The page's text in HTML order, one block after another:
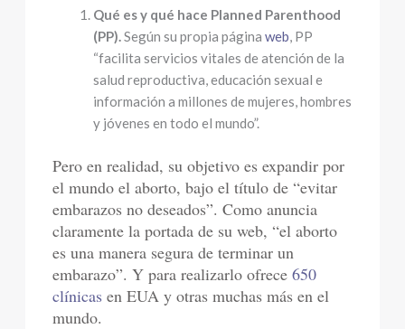
Qué es y qué hace Planned Parenthood
(PP).Según su propia páginaweb, PP
“facilita servicios vitales de atención de la
salud reproductiva, educación sexual e
información a millones de mujeres, hombres
y jóvenes en todo el mundo”.
Pero en realidad, su objetivo es expandir por
el mundo el aborto, bajo el título de “evitar
embarazos no deseados”. Como anuncia
claramente la portada de su web, “el aborto
es una manera segura de terminar un
embarazo”. Y para realizarlo ofrece650
clínicas en EUA y otras muchas más en el
mundo.